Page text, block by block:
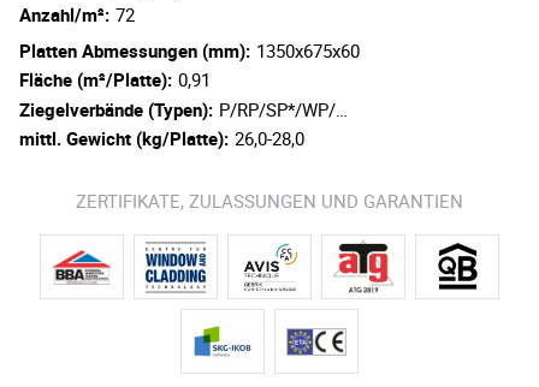
Anzahl/m²: 72
Platten Abmessungen (mm): 1350x675x60
Fläche (m²/Platte): 0,91
Ziegelverbände (Typen): P/RP/SP*/WP/…
mittl. Gewicht (kg/Platte): 26,0-28,0
ZERTIFIKATE, ZULASSUNGEN UND GARANTIEN